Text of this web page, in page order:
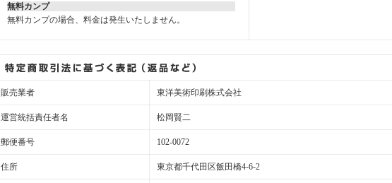
無料カンプ
無料カンプの場合、料金は発生いたしません。
販売業者 東洋美術印刷株式会社
運営統括責任者名 松岡賢二
郵便番号 102-0072
住所 東京都千代田区飯田橋4-6-2